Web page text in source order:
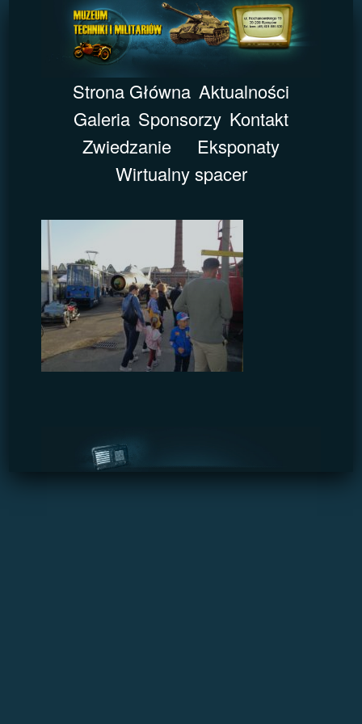
Strona Główna Aktualności
Galeria Sponsorzy Kontakt
Zwiedzanie
Eksponaty
Wirtualny spacer